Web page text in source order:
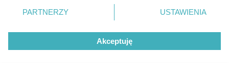
zaskoczy Pogoń?
zmienić/wycofać klikając przycisk ustawień prywatności
znajdujący się w lewym dolnym rogu strony
rodzaje przetwarzania danych nie wymagają zgody
użytkownika, ale masz prawo sprzeciwić się takiemu
przetwarzaniu. Preferencje będą miały zastosowanie tylko
PARTNERZY USTAWIENIA
Akceptuję